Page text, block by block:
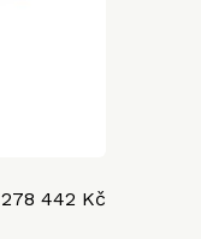
278 442 Kč